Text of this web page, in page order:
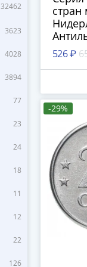
32462
3623
4028
3894
77
23
24
18
11
12
22
126
стран
5
526 ₽
-29%